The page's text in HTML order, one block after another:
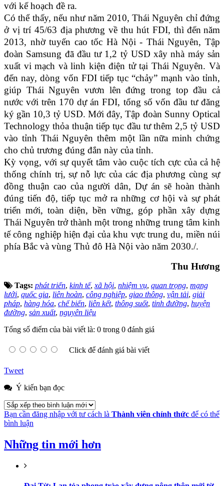
với kế hoạch đề ra.
Có thể thấy, nếu như năm 2010, Thái Nguyên chỉ đứng
ở vị trí 45/63 địa phương về thu hút FDI, thì đến năm
2013, nhờ tuyến cao tốc Hà Nội - Thái Nguyên, Tập
đoàn Samsung đã đầu tư 1,2 tỷ USD xây nhà máy sản
xuất vi mạch và linh kiện điện tử tại Thái Nguyên. Và
đến nay, dòng vốn FDI tiếp tục “chảy” mạnh vào tỉnh,
giúp Thái Nguyên vươn lên đứng trong top đầu cả
nước với trên 170 dự án FDI, tổng số vốn đầu tư đăng
ký gần 10,3 tỷ USD. Mới đây, Tập đoàn Sunny Optical
Technology thỏa thuận tiếp tục đầu tư thêm 2,5 tỷ USD
vào tỉnh Thái Nguyên thêm một lần nữa minh chứng
cho chủ trương đúng đắn này của tỉnh.
Kỳ vọng, với sự quyết tâm vào cuộc tích cực của cả hệ
thống chính trị, sự nỗ lực của các địa phương cùng sự
đồng thuận cao của người dân, Dự án sẽ hoàn thành
đúng tiến độ, tiếp tục mở ra những cơ hội và sự phát
triển mới, toàn diện, bền vững, góp phần xây dựng
Thái Nguyên trở thành một trong những trung tâm kinh
tế công nghiệp hiện đại của khu vực trung du, miền núi
phía Bắc và vùng Thủ đô Hà Nội vào năm 2030./.
Thu Hương
Tags: phát triển, kinh tế,xã hội, nhiệm vụ, quan trọng, mạng
lưới, quốc gia, liên hoàn, công nghiệp, giao thông, vận tải, giải
pháp, hàng hóa, chế biến, liên kết, thông suốt, tỉnh đường, huyện
đường, sản xuất, nguyên liệu
Tổng số điểm của bài viết là: 0 trong 0 đánh giá
Click để đánh giá bài viết
Tweet
Ý kiến bạn đọc
Bạn cần đăng nhập với tư cách là Thành viên chính thức để có thể
bình luận
Những tin mới hơn